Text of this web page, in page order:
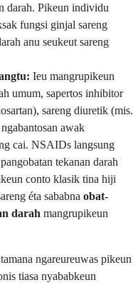
darah. Pikeun individu
fungsi ginjal sareng
anu seukeut sareng
Ieu mangrupikeun
umum, sapertos inhibitor
sareng diuretik (mis.
awak
cai. NSAIDs langsung
tekanan darah
conto klasik tina hiji
éta sababna obat-
darah mangrupikeun
ngareureuwas pikeun
tiasa nyababkeun